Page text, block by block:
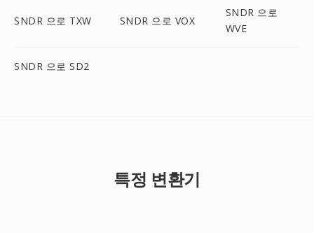
SNDR 으로 TXW SNDR 으로 VOX
SNDR 으로
WVE
SNDR 으로 SD2
특정 변환기